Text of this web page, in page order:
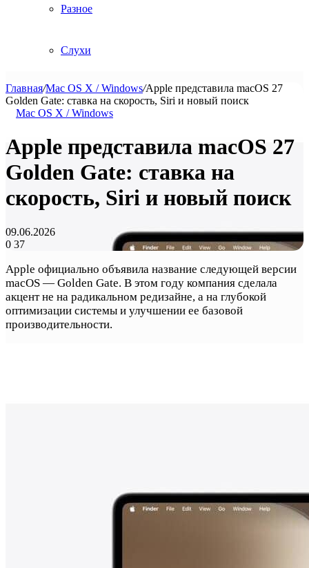
Разное
Слухи
Главная/Mac OS X / Windows/Apple представила macOS 27
Golden Gate: ставка на скорость, Siri и новый поиск
Mac OS X / Windows
Apple представила macOS 27
Golden Gate: ставка на
скорость, Siri и новый поиск
09.06.2026
0 37
Apple официально объявила название следующей версии
macOS — Golden Gate. В этом году компания сделала
акцент не на радикальном редизайне, а на глубокой
оптимизации системы и улучшении ее базовой
производительности.